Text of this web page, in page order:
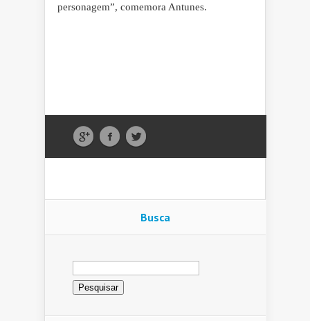
personagem”, comemora Antunes.
Busca
Pesquisar
por: